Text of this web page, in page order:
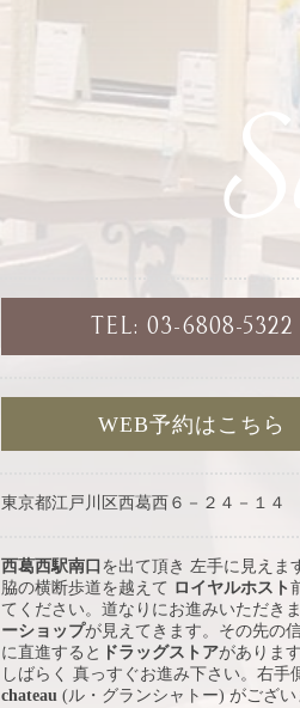
TEL: 03-6808-5322
WEB予約はこちら
東京都江戸川区西葛西６－２４－１４
西葛西駅南口 を出て頂き 左手に見えま
脇の横断歩道を越えて ロイヤルホスト
てください。道なりにお進みいただき
ーショップが見えてきます。その先の
に直進すると ドラッグストアがありま
しばらく 真っすぐお進み下さい。右手
chateau (ル・グランシャトー) がござい